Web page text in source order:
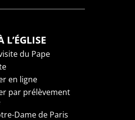
du Pape
en ligne
par prélèvement
Dame de Paris